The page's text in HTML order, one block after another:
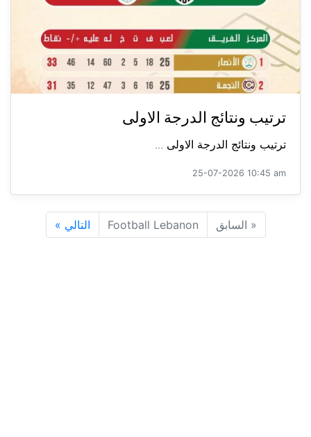
ترتيب ونتائج الدرجة الاولى
ترتيب ونتائج الدرجة الاولى ...
25-07-2026 10:45 am
« السابق Football Lebanon التالي »